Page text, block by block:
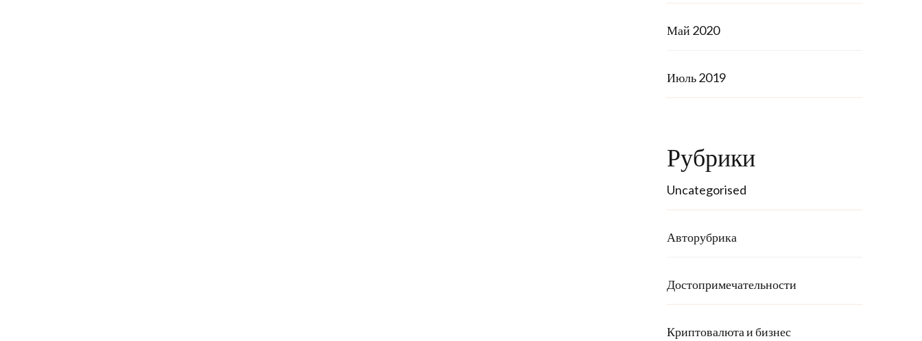
Май 2020
Июль 2019
Рубрики
Uncategorised
Авторубрика
Достопримечательности
Криптовалюта и бизнес